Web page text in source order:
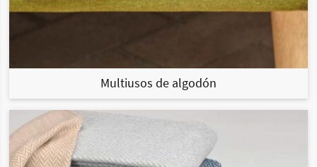
Multiusos de algodón